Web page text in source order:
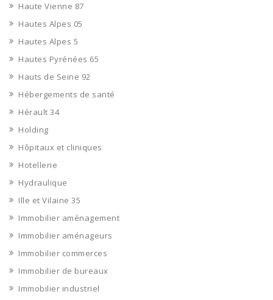
Haute Vienne 87
Hautes Alpes 05
Hautes Alpes 5
Hautes Pyrénées 65
Hauts de Seine 92
Hébergements de santé
Hérault 34
Holding
Hôpitaux et cliniques
Hotellerie
Hydraulique
Ille et Vilaine 35
Immobilier aménagement
Immobilier aménageurs
Immobilier commerces
Immobilier de bureaux
Immobilier industriel